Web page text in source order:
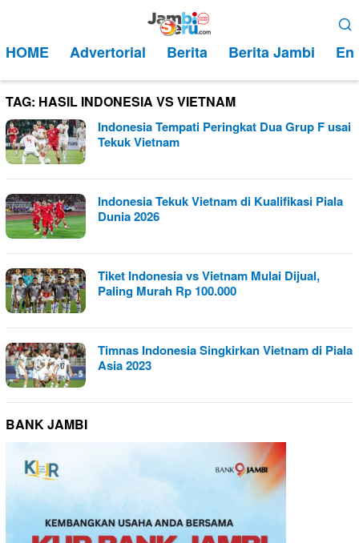
kontenMobile
HOME Advertorial Berita Berita Jambi
TAG: HASIL INDONESIA VS VIETNAM
Indonesia Tempati Peringkat Dua Grup F usai
Tekuk Vietnam
Indonesia Tekuk Vietnam di Kualifikasi Piala
Dunia 2026
Tiket Indonesia vs Vietnam Mulai Dijual,
Paling Murah Rp 100.000
Timnas Indonesia Singkirkan Vietnam di Piala
Asia 2023
BANK JAMBI